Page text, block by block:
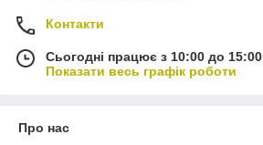
Контакти
Сьогодні працює з 10:00 до 15:00
Показати весь графік роботи
Про нас